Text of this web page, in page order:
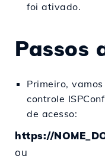
foi ativado.
Passos
Primeiro,
controle
de acesso:
https://
ou